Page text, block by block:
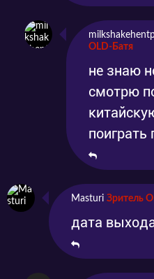
OLD-Батя
не знаю
смотрю
поиграть
Masturi Зритель
дата